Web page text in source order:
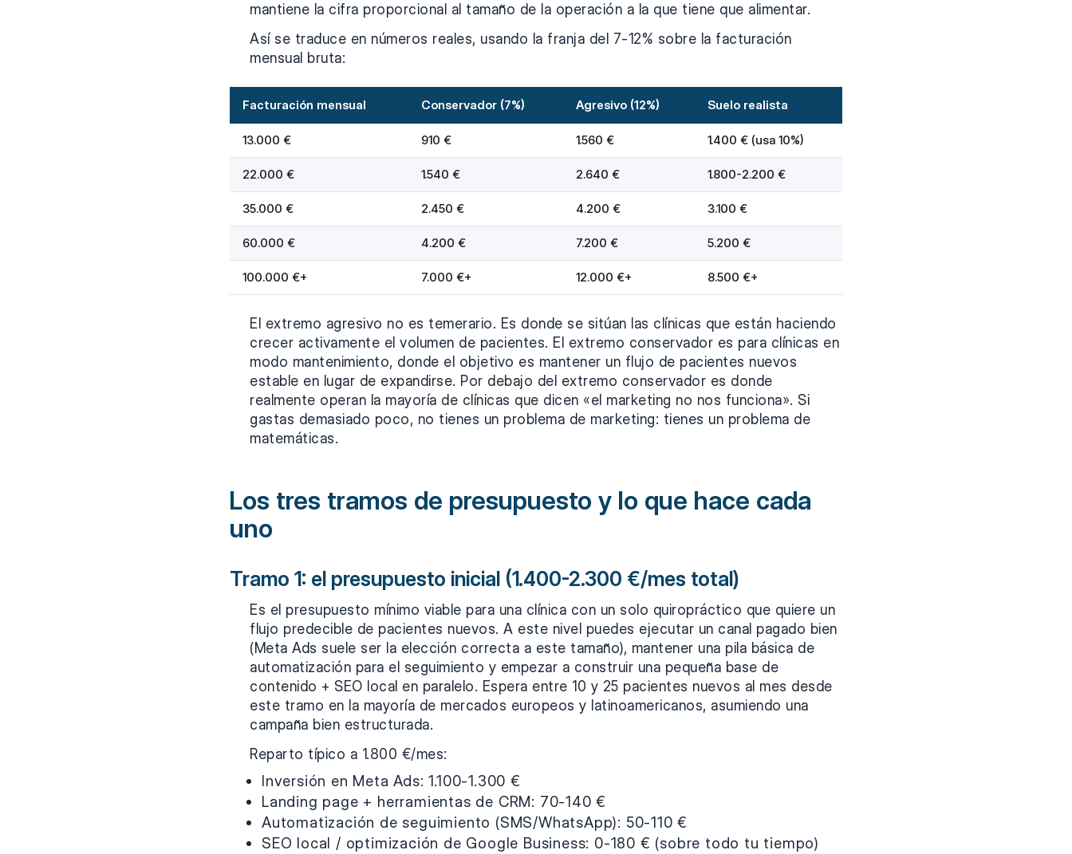
mantiene la cifra proporcional al tamaño de la operación a la que tiene que alimentar.
Así se traduce en números reales, usando la franja del 7-12% sobre la facturación
mensual bruta:
Facturación mensual Conservador (7%) Agresivo (12%) Suelo realista
13.000 € 910 € 1.560 € 1.400 € (usa 10%)
22.000 € 1.540 € 2.640 € 1.800-2.200 €
35.000 € 2.450 € 4.200 € 3.100 €
60.000 € 4.200 € 7.200 € 5.200 €
100.000 €+ 7.000 €+ 12.000 €+ 8.500 €+
El extremo agresivo no es temerario. Es donde se sitúan las clínicas que están haciendo
crecer activamente el volumen de pacientes. El extremo conservador es para clínicas en
modo mantenimiento, donde el objetivo es mantener un flujo de pacientes nuevos
estable en lugar de expandirse. Por debajo del extremo conservador es donde
realmente operan la mayoría de clínicas que dicen «el marketing no nos funciona». Si
gastas demasiado poco, no tienes un problema de marketing: tienes un problema de
matemáticas.
Los tres tramos de presupuesto y lo que hace cada
uno
Tramo 1: el presupuesto inicial (1.400-2.300 €/mes total)
Es el presupuesto mínimo viable para una clínica con un solo quiropráctico que quiere un
flujo predecible de pacientes nuevos. A este nivel puedes ejecutar un canal pagado bien
(Meta Ads suele ser la elección correcta a este tamaño), mantener una pila básica de
automatización para el seguimiento y empezar a construir una pequeña base de
contenido + SEO local en paralelo. Espera entre 10 y 25 pacientes nuevos al mes desde
este tramo en la mayoría de mercados europeos y latinoamericanos, asumiendo una
campaña bien estructurada.
Reparto típico a 1.800 €/mes:
Inversión en Meta Ads: 1.100-1.300 €
Landing page + herramientas de CRM: 70-140 €
Automatización de seguimiento (SMS/WhatsApp): 50-110 €
SEO local / optimización de Google Business: 0-180 € (sobre todo tu tiempo)